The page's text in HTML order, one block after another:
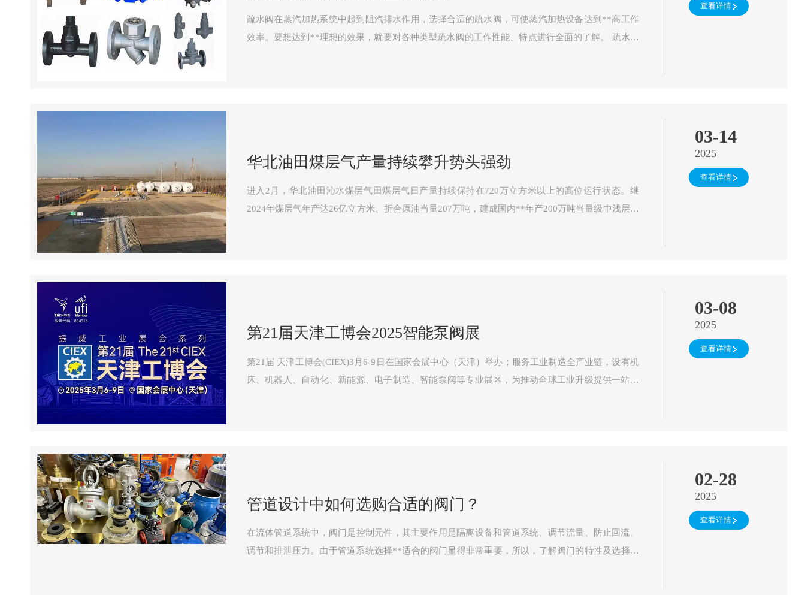
疏水阀在蒸汽加热系统中起到阻汽排水作用，选择合适的疏水阀，可使蒸汽加热设备达到**高工作
效率。要想达到**理想的效果，就要对各种类型疏水阀的工作性能、特点进行全面的了解。 疏水阀
查看详情
华北油田煤层气产量持续攀升势头强劲
进入2月，华北油田沁水煤层气田煤层气日产量持续保持在720万立方米以上的高位运行状态。继
2024年煤层气年产达26亿立方米、折合原油当量207万吨，建成国内**年产200万吨当量级中浅层煤
03-14
2025
查看详情
第21届天津工博会2025智能泵阀展
第21届 天津工博会(CIEX)3月6-9日在国家会展中心（天津）举办；服务工业制造全产业链，设有机
床、机器人、自动化、新能源、电子制造、智能泵阀等专业展区，为推动全球工业升级提供一站式
03-08
2025
查看详情
管道设计中如何选购合适的阀门？
在流体管道系统中，阀门是控制元件，其主要作用是隔离设备和管道系统、调节流量、防止回流、
调节和排泄压力。由于管道系统选择**适合的阀门显得非常重要，所以，了解阀门的特性及选择阀
02-28
2025
查看详情